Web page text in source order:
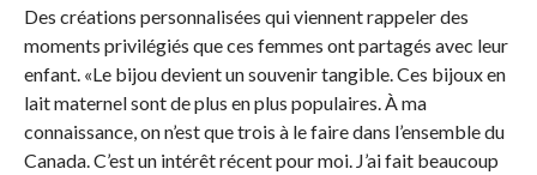
Des créations personnalisées qui viennent rappeler des
moments privilégiés que ces femmes ont partagés avec leur
enfant. «Le bijou devient un souvenir tangible. Ces bijoux en
lait maternel sont de plus en plus populaires. À ma
connaissance, on n’est que trois à le faire dans l’ensemble du
Canada. C’est un intérêt récent pour moi. J’ai fait beaucoup